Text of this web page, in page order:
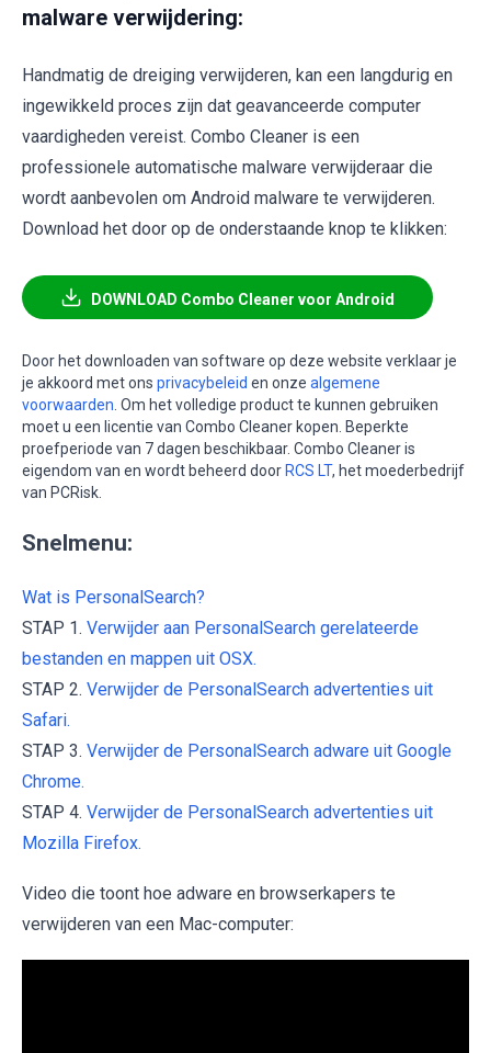
malware verwijdering:
Handmatig de dreiging verwijderen, kan een langdurig en
ingewikkeld proces zijn dat geavanceerde computer
vaardigheden vereist. Combo Cleaner is een
professionele automatische malware verwijderaar die
wordt aanbevolen om Android malware te verwijderen.
Download het door op de onderstaande knop te klikken:
DOWNLOAD Combo Cleaner voor Android
Door het downloaden van software op deze website verklaar je
je akkoord met ons privacybeleid en onze algemene
voorwaarden. Om het volledige product te kunnen gebruiken
moet u een licentie van Combo Cleaner kopen. Beperkte
proefperiode van 7 dagen beschikbaar. Combo Cleaner is
eigendom van en wordt beheerd door RCS LT, het moederbedrijf
van PCRisk.
Snelmenu:
Wat is PersonalSearch?
STAP 1. Verwijder aan PersonalSearch gerelateerde
bestanden en mappen uit OSX.
STAP 2. Verwijder de PersonalSearch advertenties uit
Safari.
STAP 3. Verwijder de PersonalSearch adware uit Google
Chrome.
STAP 4. Verwijder de PersonalSearch advertenties uit
Mozilla Firefox.
Video die toont hoe adware en browserkapers te
verwijderen van een Mac-computer: